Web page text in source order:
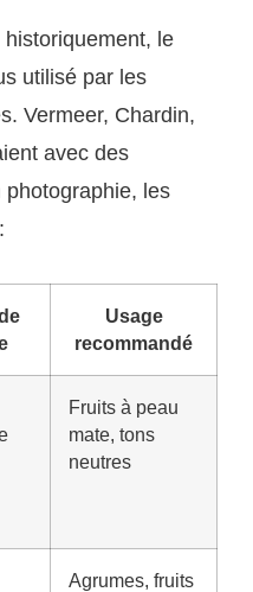
le
utilisé par les
Vermeer, Chardin,
avec des
les
Usage
recommandé
Fruits à peau
mate, tons
neutres
Agrumes, fruits